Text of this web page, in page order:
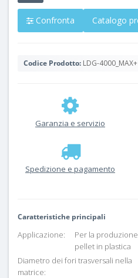
Confronta Catalogo
Codice Prodotto: LDG-4000_MAX+
Garanzia e servizio
Spedizione e pagamento
Caratteristiche principali
Applicazione:
Per la
pellet in plastica
Diametro dei fori trasversali nella
matrice: